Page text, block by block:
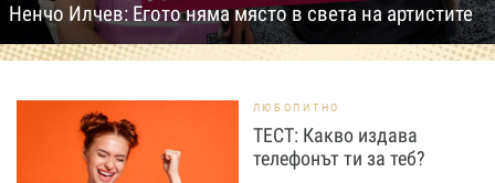
Ненчо Илчев: Егото няма място в света на артистите
ЛЮБОПИТНО
ТЕСТ: Какво издава
телефонът ти за теб?